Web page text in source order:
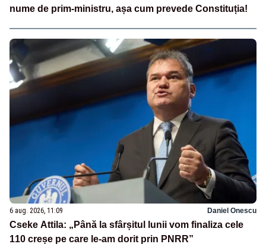
nume de prim-ministru, așa cum prevede Constituția!
6 aug. 2026, 11:09 Daniel Onescu
Cseke Attila: „Până la sfârșitul lunii vom finaliza cele
110 creșe pe care le-am dorit prin PNRR”